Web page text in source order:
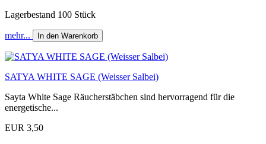
Lagerbestand 100 Stück
mehr... In den Warenkorb
SATYA WHITE SAGE (Weisser Salbei)
Sayta White Sage Räucherstäbchen sind hervorragend für die
energetische...
EUR 3,50